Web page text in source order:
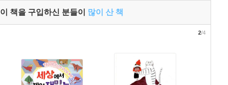
이 책을 구입하신 분들이 많이 산 책
2/4